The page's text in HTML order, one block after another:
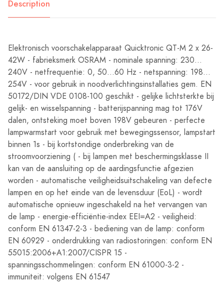
Description
Elektronisch voorschakelapparaat Quicktronic QT-M 2 x 26-
42W - fabrieksmerk OSRAM - nominale spanning: 230…
240V - netfrequentie: 0, 50...60 Hz - netspanning: 198…
254V - voor gebruik in noodverlichtingsinstallaties gem. EN
50172/DIN VDE 0108-100 geschikt - gelijke lichtsterkte bij
gelijk- en wisselspanning - batterijspanning mag tot 176V
dalen, ontsteking moet boven 198V gebeuren - perfecte
lampwarmstart voor gebruik met bewegingssensor, lampstart
binnen 1s - bij kortstondige onderbreking van de
stroomvoorziening ( - bij lampen met beschermingsklasse II
kan van de aansluiting op de aardingsfunctie afgezien
worden - automatische veiligheidsuitschakeling van defecte
lampen en op het einde van de levensduur (EoL) - wordt
automatische opnieuw ingeschakeld na het vervangen van
de lamp - energie-efficiëntie-index EEI=A2 - veiligheid:
conform EN 61347-2-3 - bediening van de lamp: conform
EN 60929 - onderdrukking van radiostoringen: conform EN
55015:2006+A1:2007/CISPR 15 -
spanningsschommelingen: conform EN 61000-3-2 -
immuniteit: volgens EN 61547